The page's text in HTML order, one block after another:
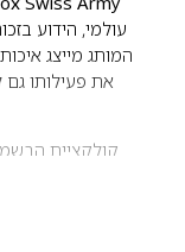
עולמי, הידוע
המותג מייצג
את פעילותו גם
קולקציית
ניחוחות לנשים
עציים